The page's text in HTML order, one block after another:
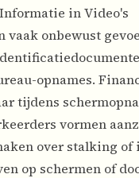
in Video's
vaak onbewust
opnames.
tijdens
vormen
over stalking
op schermen of